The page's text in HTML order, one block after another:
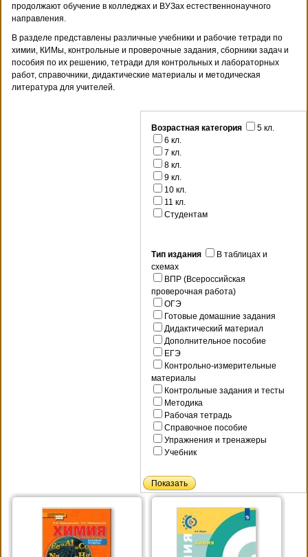
продолжают обучение в колледжах и ВУЗах естественнонаучного
направления.
В разделе представлены различные учебники и рабочие тетради по
химии, КИМы, контрольные и проверочные задания, сборники задач и
пособия по их решению, тетради для контрольных и лабораторных
работ, справочники, дидактические материалы и методическая
литература для учителей.
Возрастная категория
5 кл.
6 кл.
7 кл.
8 кл.
9 кл.
10 кл.
11 кл.
Студентам
Тип издания
В таблицах и
схемах
ВПР (Всероссийская
проверочная работа)
ОГЭ
Готовые домашние задания
Дидактический материал
Дополнительное пособие
ЕГЭ
Контрольно-измерительные
материалы
Контрольные задания и тесты
Методика
Рабочая тетрадь
Справочное пособие
Упражнения и тренажеры
Учебник